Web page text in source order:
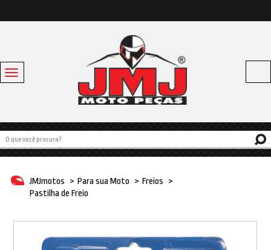
Toggle
navigation
Baús e Bagageiros
Capacetes
Linha Bike
Para sua moto
JMJmotos > Para sua Moto > Freios >
Pastilha de Freio